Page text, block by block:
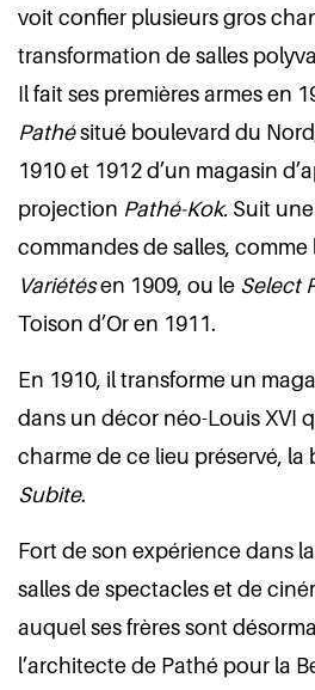
voit confier plusieurs gros
transformation de salles
Il fait ses premières armes en
Pathésitué boulevard du
1910 et 1912 d’un magasin
projection Pathé-Kok. Suit
commandes de salles, comme
Variétésen 1909, ou le Select
Toison d’Or en 1911.
En 1910, il transforme un
dans un décor néo-Louis XVI
charme de ce lieu préservé, la
Subite.
Fort de son expérience dans
salles de spectacles et de
auquel ses frères sont
l’architecte de Pathé pour la